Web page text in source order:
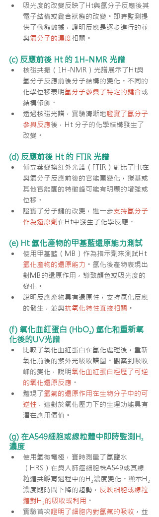
吸光度的改變反映了Ht與氫分子反應後其
電子結構或鍵合狀態的改變。即時監測提
供了動態數據，證明反應是逐步進行的並
與氫分子的濃度相關。
(c) 反應前後 Ht 的 1H-NMR 光譜
核磁共振（1H-NMR）光譜展示了Ht與
氫分子反應前後分子結構的變化。不同的
化學位移表明氫分子參與了特定的鍵合或
結構修飾。
透過核磁光譜，實驗清晰地證實了氫分子
參與反應後，Ht 分子的化學結構發生了
改變。
(d) 反應前後 Ht 的 FTIR 光譜
傅立葉變換紅外光譜（FTIR）對比了Ht在
與氫分子反應前後的官能團變化，羰基或
其他官能團的特徵峰可能有明顯的增強或
位移。
證實了分子鍵的改變，進一步支持氫分子
作為還原劑 在Ht中發生了化學反應。
(e) Ht 氫化產物的甲基藍還原能力測試
使用甲基藍（MB）作為指示劑來測試Ht
氫化產物的還原能力 。氫化後產物表現出
對MB的還原作用，導致顏色或吸光度的
變化。
說明反應產物具有還原性，支持氫化反應
的發生，並與抗氧化特性直接相關 。
(f) 氧化血紅蛋白 (HbO₂) 氫化和重新氧
化後的UV光譜
比較了氧化血紅蛋白在氫化處理後，重新
氧化前後的紫外光吸收譜圖。觀察到吸收
峰的變化，說明氧化血紅蛋白經歷了可逆
的氧化還原反應 。
體現了氫氣的還原作用在生物分子中的可
逆性 ，這對於氧化壓力下的生理功能具有
潛在應用價值。
(g) 在A549細胞或線粒體中即時監測H₂
濃度
使用氫微電極，實時測量了氫鹽水
（HRS）在與人肺癌細胞株A549或其線
粒體共孵育過程中的H₂濃度變化。顯示H₂
濃度隨時間下降的趨勢， 反映細胞或線粒
體對H₂的吸收或利用 。
實驗首次證明了細胞內對氫氣的吸收 ，並